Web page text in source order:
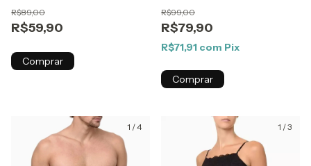
Preto
R$59,90
R$89,00
Comprar
Marinho
R$79,90
R$99,00
R$71,91 com Pix
Comprar
1 /4 1 /3